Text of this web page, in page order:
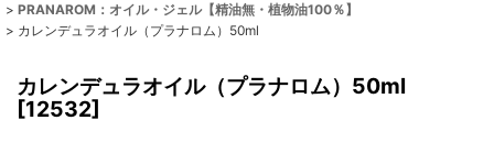
> PRANAROM：オイル・ジェル【精油無・植物油100％】
> カレンデュラオイル（プラナロム）50ml
カレンデュラオイル（プラナロム）50ml
[12532]